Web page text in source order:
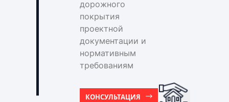
дорожного
покрытия
проектной
документации и
нормативным
требованиям
КОНСУЛЬТАЦИЯ